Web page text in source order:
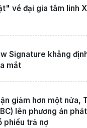
về đại gia tâm linh
Signature khẳng
mắt
giảm hơn một nửa,
lên phương án
phiếu trả nợ